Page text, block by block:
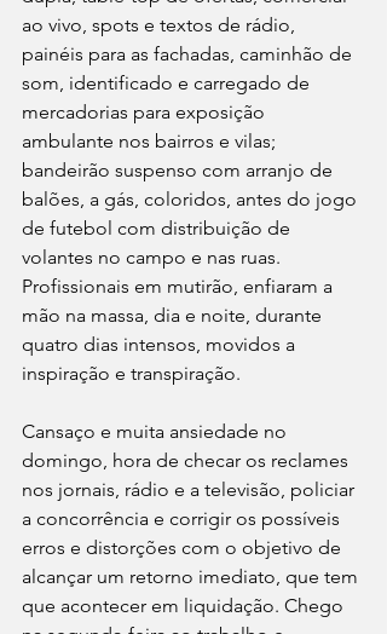
ao vivo, spots e textos de rádio,
painéis para as fachadas, caminhão de
som, identificado e carregado de
mercadorias para exposição
ambulante nos bairros e vilas;
bandeirão suspenso com arranjo de
balões, a gás, coloridos, antes do jogo
de futebol com distribuição de
volantes no campo e nas ruas.
Profissionais em mutirão, enfiaram a
mão na massa, dia e noite, durante
quatro dias intensos, movidos a
inspiração e transpiração.
Cansaço e muita ansiedade no
domingo, hora de checar os reclames
nos jornais, rádio e a televisão, policiar
a concorrência e corrigir os possíveis
erros e distorções com o objetivo de
alcançar um retorno imediato, que tem
que acontecer em liquidação. Chego